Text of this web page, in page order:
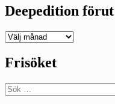
Deepedition förut
Deepedition
Frisöket
Sök
efter: